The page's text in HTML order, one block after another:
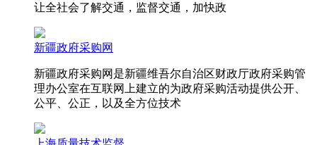
让全社会了解交通，监督交通，加快政
新疆政府采购网
新疆政府采购网是新疆维吾尔自治区财政厅政府采购管
理办公室在互联网上建立的为政府采购活动提供公开、
公平、公正，以及全方位技术